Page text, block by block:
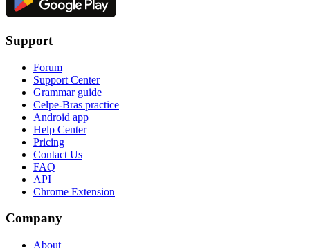
Support
Forum
Support Center
Grammar guide
Celpe-Bras practice
Android app
Help Center
Pricing
Contact Us
FAQ
API
Chrome Extension
Company
About